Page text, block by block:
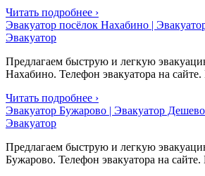
Читать подробнее ›
Эвакуатор посёлок Нахабино |
Эвакуатор
Предлагаем быструю и легкую
Нахабино. Телефон эвакуатора на
Читать подробнее ›
Эвакуатор Бужарово | Эвакуатор Дешево
Эвакуатор
Предлагаем быструю и легкую
Бужарово. Телефон эвакуатора на